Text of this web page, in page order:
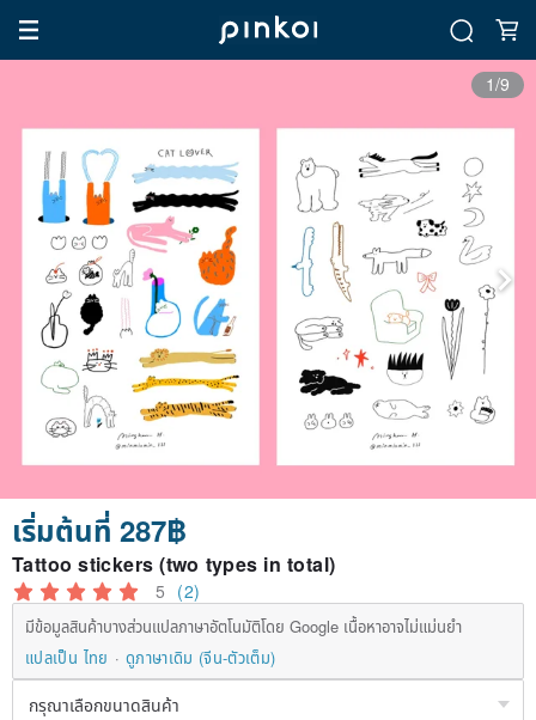
1/9
เริ่มต้นที่ 287฿
Tattoo stickers (two types in total)
5 (2)
มีข้อมูลสินค้าบางส่วนแปลภาษาอัตโนมัติโดย Google เนื้อหาอาจไม่แม่นยำ
แปลเป็น ไทย
ดูภาษาเดิม (จีน-ตัวเต็ม)